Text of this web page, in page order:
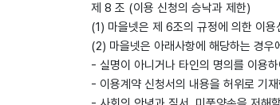
제 8 조 (이용 신청의 승낙과 제한)
(1) 마을넷은 제 6조의 규정에 의한 이
(2) 마을넷은 아래사항에 해당하는 경우
- 실명이 아니거나 타인의 명의를 이용
- 이용계약 신청서의 내용을 허위로 기